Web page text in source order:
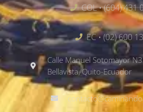
COL • (604) 431
EC • (02) 600
Calle Manuel Sotomayor
Bellavista, Quito-Ecuador